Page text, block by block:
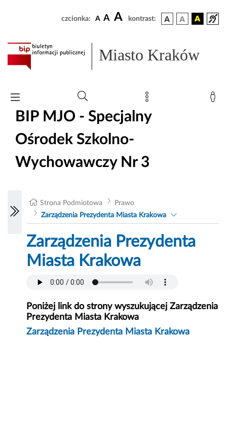
czcionka: A A A kontrast:
Miasto Kraków
BIP MJO - Specjalny
Ośrodek Szkolno-
Wychowawczy Nr 3
Strona Podmiotowa
Prawo
Zarządzenia Prezydenta Miasta Krakowa
Zarządzenia Prezydenta
Miasta Krakowa
Poniżej link do strony wyszukującej Zarządzenia
Prezydenta Miasta Krakowa
Zarządzenia Prezydenta Miasta Krakowa